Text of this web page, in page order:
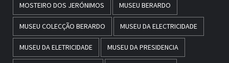
MOSTEIRO DOS JERÓNIMOS MUSEU BERARDO
MUSEU COLECÇÃO BERARDO MUSEU DA ELECTRICIDADE
MUSEU DA ELETRICIDADE MUSEU DA PRESIDENCIA